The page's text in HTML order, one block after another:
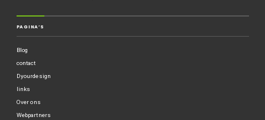
PAGINA’S
Blog
contact
Dyourdesign
links
Over ons
Webpartners